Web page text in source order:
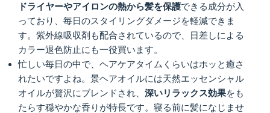
ドライヤーやアイロンの熱から髪を保護できる成分が入
っており、毎日のスタイリングダメージを軽減できま
す。紫外線吸収剤も配合されているので、日差しによる
カラー退色防止にも一役買います。
忙しい毎日の中で、ヘアケアタイムくらいはホッと癒さ
れたいですよね。景ヘアオイルには天然エッセンシャル
オイルが贅沢にブレンドされ、 深いリラックス効果をも
たらす穏やかな香りが特長です。寝る前に髪になじませ